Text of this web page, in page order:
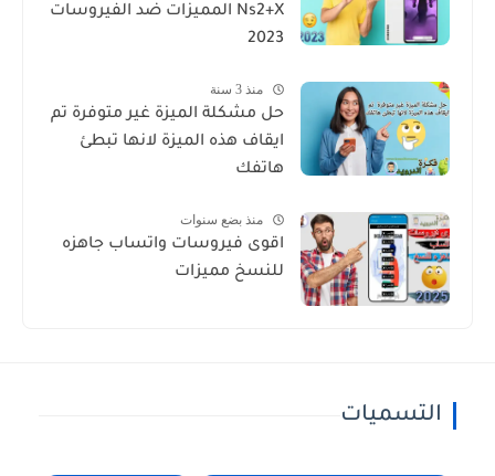
Ns2+X المميزات ضد الفيروسات
2023
منذ 3 سنة
حل مشكلة الميزة غير متوفرة تم
ايقاف هذه الميزة لانها تبطئ
هاتفك
منذ بضع سنوات
اقوى فيروسات واتساب جاهزه
للنسخ مميزات
التسميات